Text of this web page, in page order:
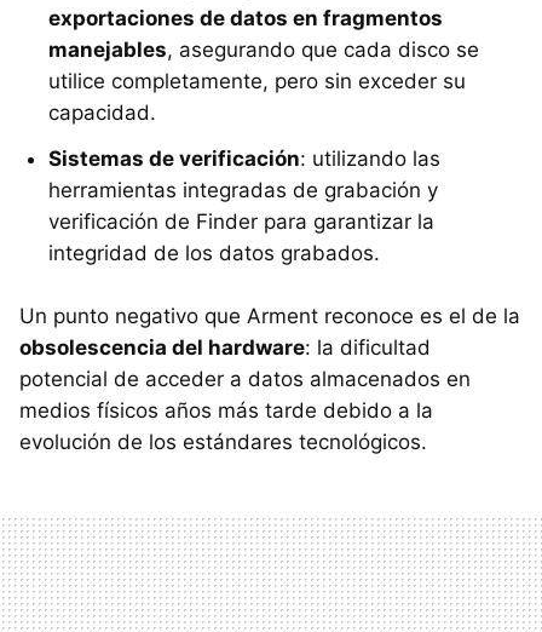
exportaciones de datos en fragmentos
manejables, asegurando que cada disco se
utilice completamente, pero sin exceder su
capacidad.
Sistemas de verificación: utilizando las
herramientas integradas de grabación y
verificación de Finder para garantizar la
integridad de los datos grabados.
Un punto negativo que Arment reconoce es el de la
obsolescencia del hardware: la dificultad
potencial de acceder a datos almacenados en
medios físicos años más tarde debido a la
evolución de los estándares tecnológicos.